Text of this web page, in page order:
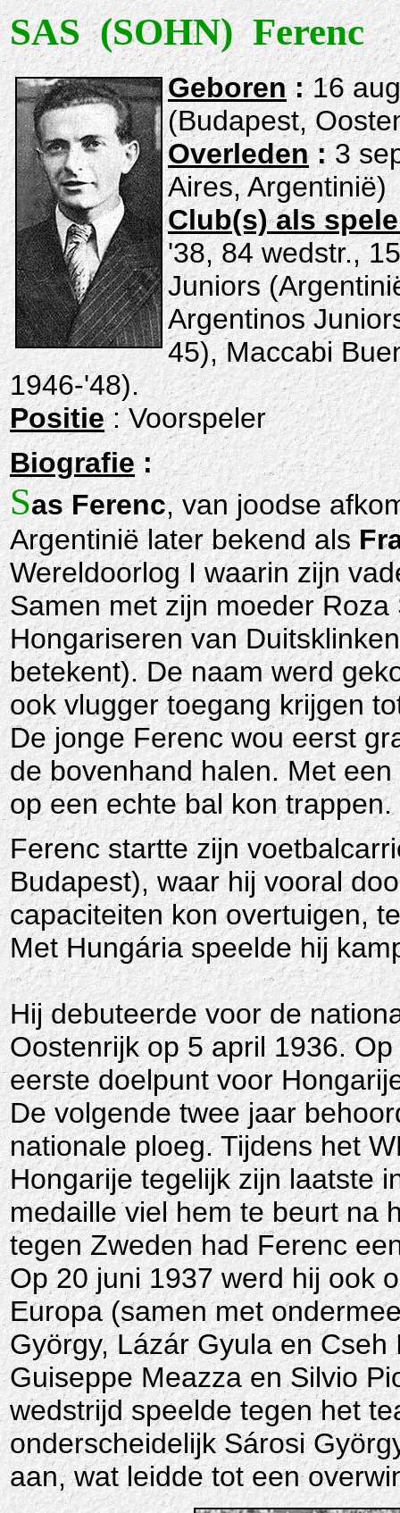
SAS (SOHN) Ferenc
Geboren:16
(Budapest,
Overleden:3
Aires, Argentinië)
Club(s) als
'38, 84 wedstr.,
Juniors
Argentinos
45), Maccabi
1946-'48).
Positie : Voorspeler
Biografie:
Sas Ferenc, van joodse
Argentinië later bekend als
Wereldoorlog I waarin zijn
Samen met zijn moeder
Hongariseren van
betekent). De naam werd
ook vlugger toegang krijgen
De jonge Ferenc wou eerst
de bovenhand halen. Met
op een echte bal kon trappen.
Ferenc startte zijn
Budapest), waar hij vooral
capaciteiten kon overtuigen,
Met Hungária speelde hij
Hij debuteerde voor de
Oostenrijk op 5 april 1936.
eerste doelpunt voor
De volgende twee jaar
nationale ploeg. Tijdens het
Hongarije tegelijk zijn laatste
medaille viel hem te beurt na
tegen Zweden had Ferenc
Op 20 juni 1937 werd hij ook
Europa (samen met
György, Lázár Gyula en
Guiseppe Meazza en Silvio
wedstrijd speelde tegen het
onderscheidelijk Sárosi
aan, wat leidde tot een